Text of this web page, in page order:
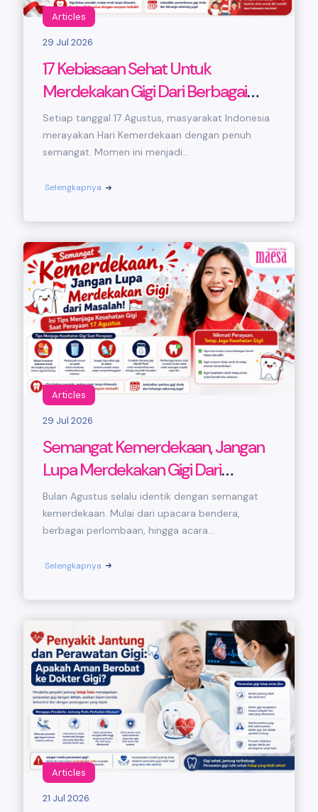
Articles
29 Jul 2026
17 Kebiasaan Sehat Untuk
Merdekakan Gigi Dari Berbagai
Masalah Di Hari Kemerdekaan
Setiap tanggal 17 Agustus, masyarakat Indonesia
merayakan Hari Kemerdekaan dengan penuh
semangat. Momen ini menjadi...
Selengkapnya
Articles
29 Jul 2026
Semangat Kemerdekaan, Jangan
Lupa Merdekakan Gigi Dari
Masalah! Ini Tips Menjaga
Kesehatan Gigi Saat Perayaan 17
Agustus
Bulan Agustus selalu identik dengan semangat
kemerdekaan. Mulai dari upacara bendera,
berbagai perlombaan, hingga acara...
Selengkapnya
Articles
21 Jul 2026